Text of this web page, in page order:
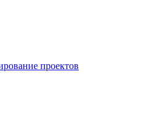
проектов